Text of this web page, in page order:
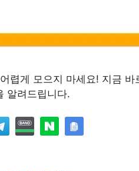
렵게 모으지 마세요! 지금
알려드립니다.